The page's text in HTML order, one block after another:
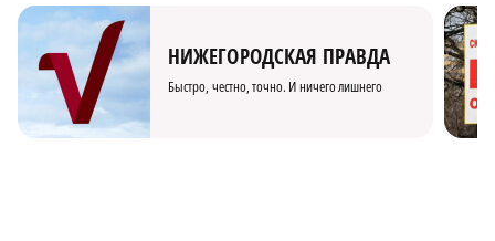
НИЖЕГОРОДСКАЯ ПРАВДА
Быстро, честно, точно. И ничего лишнего